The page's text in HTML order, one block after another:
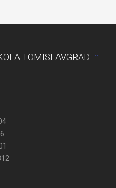
TOMISLAVGRAD